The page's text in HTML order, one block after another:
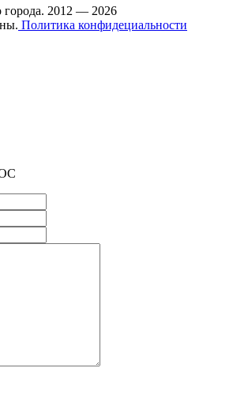
2012 — 2026
Политика конфидециальности